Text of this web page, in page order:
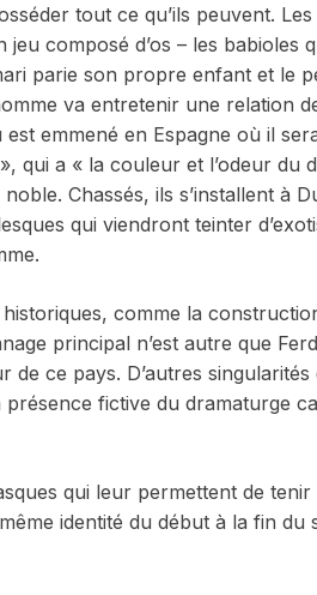
tout ce qu’ils peuvent.
composé d’os – les babioles
parie son propre enfant et le
va entretenir une relation
emmené en Espagne où il
qui a « la couleur et l’odeur du
Chassés, ils s’installent à
qui viendront teinter
comme la
principal n’est autre que
ce pays. D’autres
fictive du dramaturge
qui leur permettent de
identité du début à la fin du